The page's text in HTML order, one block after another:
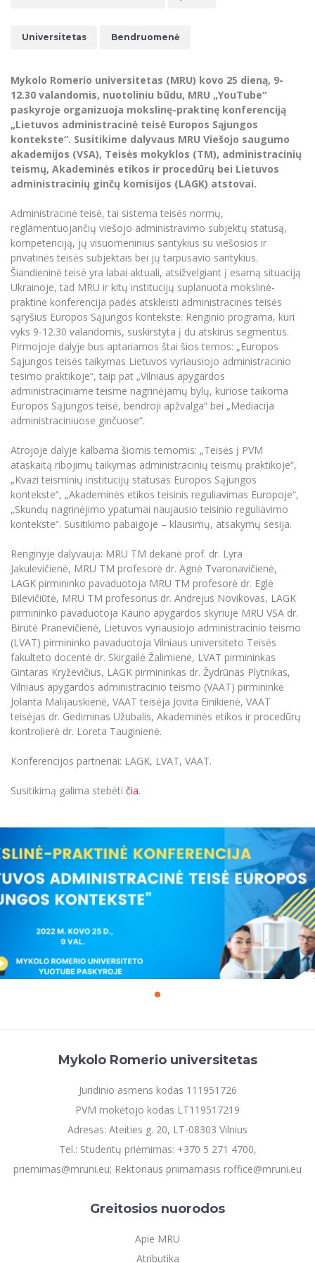
MRU pop vokalinis ansamblis (vadovas Artūras
MRU merginų choras
Kitos galimybės
Azijos centras
Frankofoniškų šalių studijų centras
Doktorantūra
Projektai
Akademinė leidyba
Mokymų LAB
Mokslo naujienos
Kasmetiniai mokslo renginiai
Darbas MRU
Universiteto simbolika
Atributika
Naujienos
Studentams
Studentams
Darbuotojams
Partnerystės
Azijos centras
Vilniaus Karaliaus Sedžiongo institutas
Frankofoniškų šalių studijų centras
Darbuotojams
Partnerystės
Azijos centras
Vilniaus Karaliaus Sedžiongo institutas
Frankofoniškų šalių studijų centras
Darnus vystymasis
Privatumo politika
Negalia ir individualieji poreikiai
Viešai skelbiama informacija
Parama Ukrainai
Civilinė sauga
Korupcijos prevencija
Tinklalaidės
Bakalauro studijos
Vadovų MBA
Švietimo ir kultūros vadovų MPA
Teisės LL.M.
Papildomosios studijos
Pedagogų rengimas
Doktorantūros studijos
Personalo valdymo centras
Privačių interesų deklaravimas
Informacija naujiems darbuotojams
Studijų Moodle (studijų vykdymui)
Darbuotojų Moodle (kompetencijų tobulinimui)
Studijų tvarkaraštis
Informacinė sistema "Studijos"
Darbuotojų elektroninis paštas
Daugiafaktorinė autentifikacija universiteto
darbuotojams (MFA)
Mokslininkų profiliai "CRIS"
Bendruomenės gerovė
MRU norminių teisės aktų duomenų bazė
Intranetas
eDVS
Microsoft Office 365
Pagalbos sistema
Profesinė sąjunga
Kontaktų paieška
Universitetas Bendruomenė
Mykolo Romerio universitetas (MRU) kovo 25 dieną, 9-
12.30 valandomis, nuotoliniu būdu, MRU „YouTube“
paskyroje organizuoja mokslinę-praktinę konferenciją
„Lietuvos administracinė teisė Europos Sąjungos
kontekste“. Susitikime dalyvaus MRU Viešojo saugumo
akademijos (VSA), Teisės mokyklos (TM), administracinių
teismų, Akademinės etikos ir procedūrų bei Lietuvos
administracinių ginčų komisijos (LAGK) atstovai.
Administracinė teisė, tai sistema teisės normų,
reglamentuojančių viešojo administravimo subjektų statusą,
kompetenciją, jų visuomeninius santykius su viešosios ir
privatinės teisės subjektais bei jų tarpusavio santykius.
Šiandieninė teisė yra labai aktuali, atsižvelgiant į esamą situaciją
Ukrainoje, tad MRU ir kitų institucijų suplanuota mokslinė-
praktinė konferencija padės atskleisti administracinės teisės
sąryšius Europos Sąjungos kontekste. Renginio programa, kuri
vyks 9-12.30 valandomis, suskirstyta į du atskirus segmentus.
Pirmojoje dalyje bus aptariamos štai šios temos: „Europos
Sąjungos teisės taikymas Lietuvos vyriausiojo administracinio
tesimo praktikoje“, taip pat „Vilniaus apygardos
administraciniame teisme nagrinėjamų bylų, kuriose taikoma
Europos Sąjungos teisė, bendroji apžvalga“ bei „Mediacija
administraciniuose ginčuose“.
Atrojoje dalyje kalbama šiomis temomis: „Teisės į PVM
ataskaitą ribojimų taikymas administracinių teismų praktikoje“,
„Kvazi teisminių institucijų statusas Europos Sąjungos
kontekste“, „Akademinės etikos teisinis reguliavimas Europoje“,
„Skundų nagrinėjimo ypatumai naujausio teisinio reguliavimo
kontekste“. Susitikimo pabaigoje – klausimų, atsakymų sesija.
Renginyje dalyvauja: MRU TM dekanė prof. dr. Lyra
Jakulevičienė, MRU TM profesorė dr. Agnė Tvaronavičienė,
LAGK pirmininko pavaduotoja MRU TM profesorė dr. Eglė
Bilevičiūtė, MRU TM profesorius dr. Andrejus Novikovas, LAGK
pirmininko pavaduotoja Kauno apygardos skyriuje MRU VSA dr.
Birutė Pranevičienė, Lietuvos vyriausiojo administracinio teismo
(LVAT) pirmininko pavaduotoja Vilniaus universiteto Teisės
fakulteto docentė dr. Skirgailė Žalimienė, LVAT pirmininkas
Gintaras Kryževičius, LAGK pirmininkas dr. Žydrūnas Plytnikas,
Vilniaus apygardos administracinio teismo (VAAT) pirmininkė
Jolanta Malijauskienė, VAAT teisėja Jovita Einikienė, VAAT
teisėjas dr. Gediminas Užubalis, Akademinės etikos ir procedūrų
kontrolierė dr. Loreta Tauginienė.
Konferencijos partneriai: LAGK, LVAT, VAAT.
Susitikimą galima stebėti čia.
Mykolo Romerio universitetas
Juridinio asmens kodas 111951726
PVM mokėtojo kodas LT119517219
Adresas: Ateities g. 20, LT-08303 Vilnius
Tel.: Studentų priėmimas: +370 5 271 4700,
priemimas@mruni.eu; Rektoriaus priimamasis roffice@mruni.eu
Greitosios nuorodos
Apie MRU
Atributika